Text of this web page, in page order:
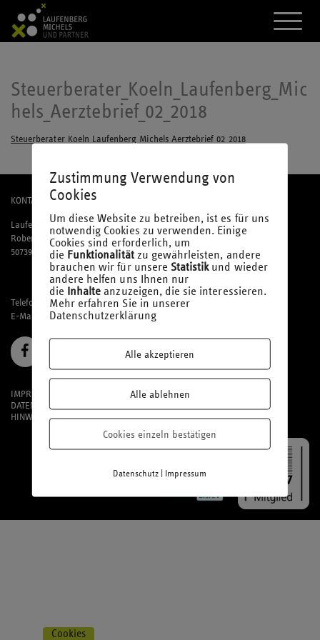
A
k
t
i
e
a
M
Steuerberater_Koeln_Laufenberg_Mic
hels_Aerztebrief_02_2018
Steuerberater_Koeln_Laufenberg_Michels_Aerztebrief_02_2018
KONTAKT
Laufenberg Michels und Partner mbB
Robert-Perthel-Straße 81
50739 Köln
Telefon: 02 21 / 95 74 94-0
E-Mail:
office@laufmich.de
IMPRESSUM
DATENSCHUTZ
HINWEISGEBERSYSTEM
Cookies
Zustimmung Verwendung von
Cookies
Um diese Website zu betreiben, ist es für uns
notwendig Cookies zu verwenden. Einige
Cookies sind erforderlich, um
die Funktionalitätzu gewährleisten, andere
brauchen wir für unsere Statistikund wieder
andere helfen uns Ihnen nur
die Inhalte anzuzeigen, die sie interessieren.
Mehr erfahren Sie in unserer
Datenschutzerklärung
Alle akzeptieren
Alle ablehnen
Cookies einzeln bestätigen
Datenschutz| Impressum